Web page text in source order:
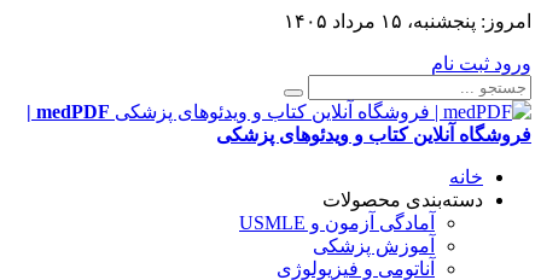
امروز: پنجشنبه، ۱۵ مرداد ۱۴۰۵
ورود ثبت نام
medPDF |
فروشگاه آنلاین کتاب و ویدئوهای پزشکی
خانه
دسته‌بندی محصولات
آمادگی آزمون و USMLE
آموزش پزشکی
آناتومی و فیزیولوژی